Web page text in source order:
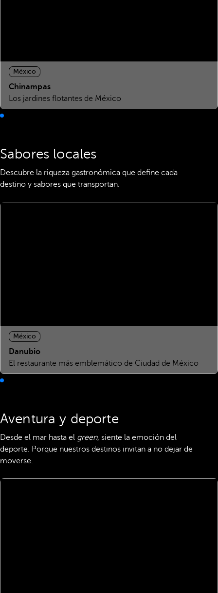
México
Chinampas
Los jardines flotantes de México
Sabores locales
Descubre la riqueza gastronómica que define cada
destino y sabores que transportan.
México
Danubio
El restaurante más emblemático de Ciudad de México
Aventura y deporte
Desde el mar hasta el green, siente la emoción del
deporte. Porque nuestros destinos invitan a no dejar de
moverse.